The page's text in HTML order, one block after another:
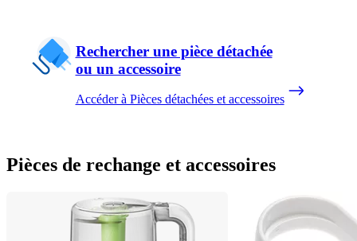
Rechercher une pièce détachée
ou un accessoire
Accéder à Pièces détachées et accessoires
Pièces de rechange et accessoires